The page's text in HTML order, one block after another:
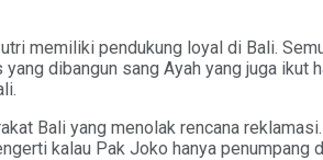
memiliki pendukung loyal di Bali.
dibangun sang Ayah yang juga ikut
Bali yang menolak rencana
kalau Pak Joko hanya penumpang